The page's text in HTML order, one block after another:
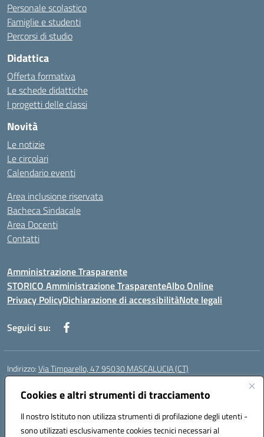
Cookies e altri strumenti di tracciamento
Il nostro Istituto non utilizza strumenti di profilazione degli utenti -
sono utilizzati esclusivamente cookies tecnici necessari al
Personale scolastico
Famiglie e studenti
Percorsi di studio
Didattica
Offerta formativa
Le schede didattiche
I progetti delle classi
Novità
Le notizie
Le circolari
Calendario eventi
Area inclusione riservata
Bacheca Sindacale
Area Docenti
Contatti
Amministrazione Trasparente
STORICO Amministrazione TrasparenteAlbo Online
Privacy PolicyDichiarazione di accessibilitàNote legali
Seguici su:
Indirizzo:Via Timparello, 47 95030 MASCALUCIA (CT)
Centralino:
Posta elettronica certificata (PEC):ctic8bc002@pec.istruzione.it
Codice fiscale: 93238350875
Codice meccanografico:ctic8bc002